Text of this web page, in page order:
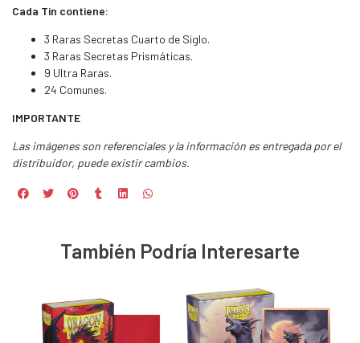
Cada Tin contiene:
3 Raras Secretas Cuarto de Siglo.
3 Raras Secretas Prismáticas.
9 Ultra Raras.
24 Comunes.
IMPORTANTE
Las imágenes son referenciales y la información es entregada por el
distribuidor, puede existir cambios.
También Podría Interesarte